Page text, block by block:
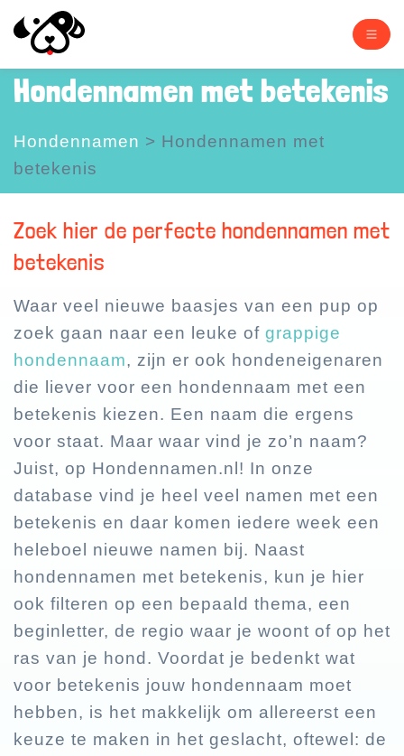
Hondennamen met betekenis
Hondennamen > Hondennamen met
betekenis
Zoek hier de perfecte hondennamen met
betekenis
Waar veel nieuwe baasjes van een pup op
zoek gaan naar een leuke of grappige
hondennaam, zijn er ook hondeneigenaren
die liever voor een hondennaam met een
betekenis kiezen. Een naam die ergens
voor staat. Maar waar vind je zo’n naam?
Juist, op Hondennamen.nl! In onze
database vind je heel veel namen met een
betekenis en daar komen iedere week een
heleboel nieuwe namen bij. Naast
hondennamen met betekenis, kun je hier
ook filteren op een bepaald thema, een
beginletter, de regio waar je woont of op het
ras van je hond. Voordat je bedenkt wat
voor betekenis jouw hondennaam moet
hebben, is het makkelijk om allereerst een
keuze te maken in het geslacht, oftewel: de